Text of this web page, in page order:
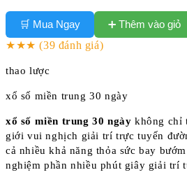
🛒 Mua Ngay ➕ Thêm vào giỏ
★★★(39 đánh giá)
thao lược
xổ số miền trung 30 ngày
xổ số miền trung 30 ngày không chỉ
giới vui nghịch giải trí trực tuyến
cả nhiều khả năng thỏa sức bay
nghiệm phần nhiều phút giây giải trí